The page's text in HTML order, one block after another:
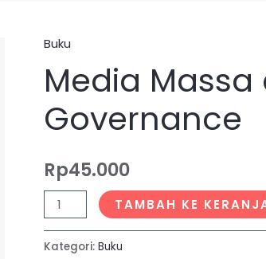
Buku
Media
Governance
Rp45.000
Kuantitas
Media
Massa
dan
Good
TAMBAH KE
Kategori: Buku